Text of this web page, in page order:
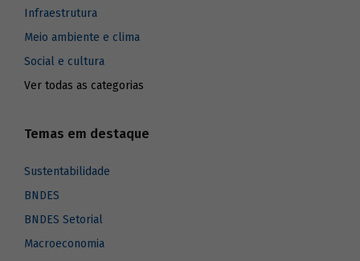
Infraestrutura
Meio ambiente e clima
Social e cultura
Ver todas as categorias
Temas em destaque
Sustentabilidade
BNDES
BNDES Setorial
Macroeconomia